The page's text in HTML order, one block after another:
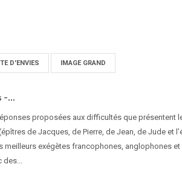
D'ENVIES IMAGE GRAND
-...
proposées aux difficultés que présentent
de Jacques, de Pierre, de Jean, de Jude et
exégètes francophones, anglophones et
des...